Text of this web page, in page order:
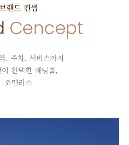
랜드 컨셉
Cencept
, 주차, 서비스까지
완벽한 웨딩홀,
오펠리스